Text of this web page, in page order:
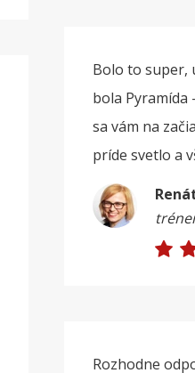
Bolo to super,
bola
sa vám na
príde svetlo a
Rozhodne